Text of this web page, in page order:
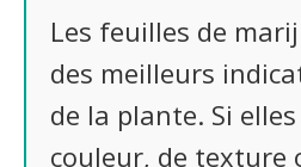
Les feuilles de
des meilleurs
de la plante. Si
couleur, de texture